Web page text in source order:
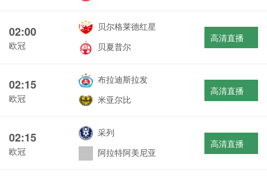
02:00
欧冠
贝尔格莱德红星
贝夏普尔
高清直播
02:15
欧冠
布拉迪斯拉发
米亚尔比
高清直播
02:15
欧冠
采列
阿拉特阿美尼亚
高清直播